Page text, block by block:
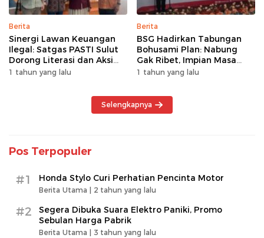
Berita
Sinergi Lawan Keuangan
Ilegal: Satgas PASTI Sulut
Dorong Literasi dan Aksi
Kolektif Masyarakat
1 tahun yang lalu
Berita
BSG Hadirkan Tabungan
Bohusami Plan: Nabung
Gak Ribet, Impian Masa
Depan Makin Dekat!
1 tahun yang lalu
Selengkapnya
Pos Terpopuler
#1 Honda Stylo Curi Perhatian Pencinta Motor
Berita Utama | 2 tahun yang lalu
#2
Segera Dibuka Suara Elektro Paniki, Promo
Sebulan Harga Pabrik
Berita Utama | 3 tahun yang lalu